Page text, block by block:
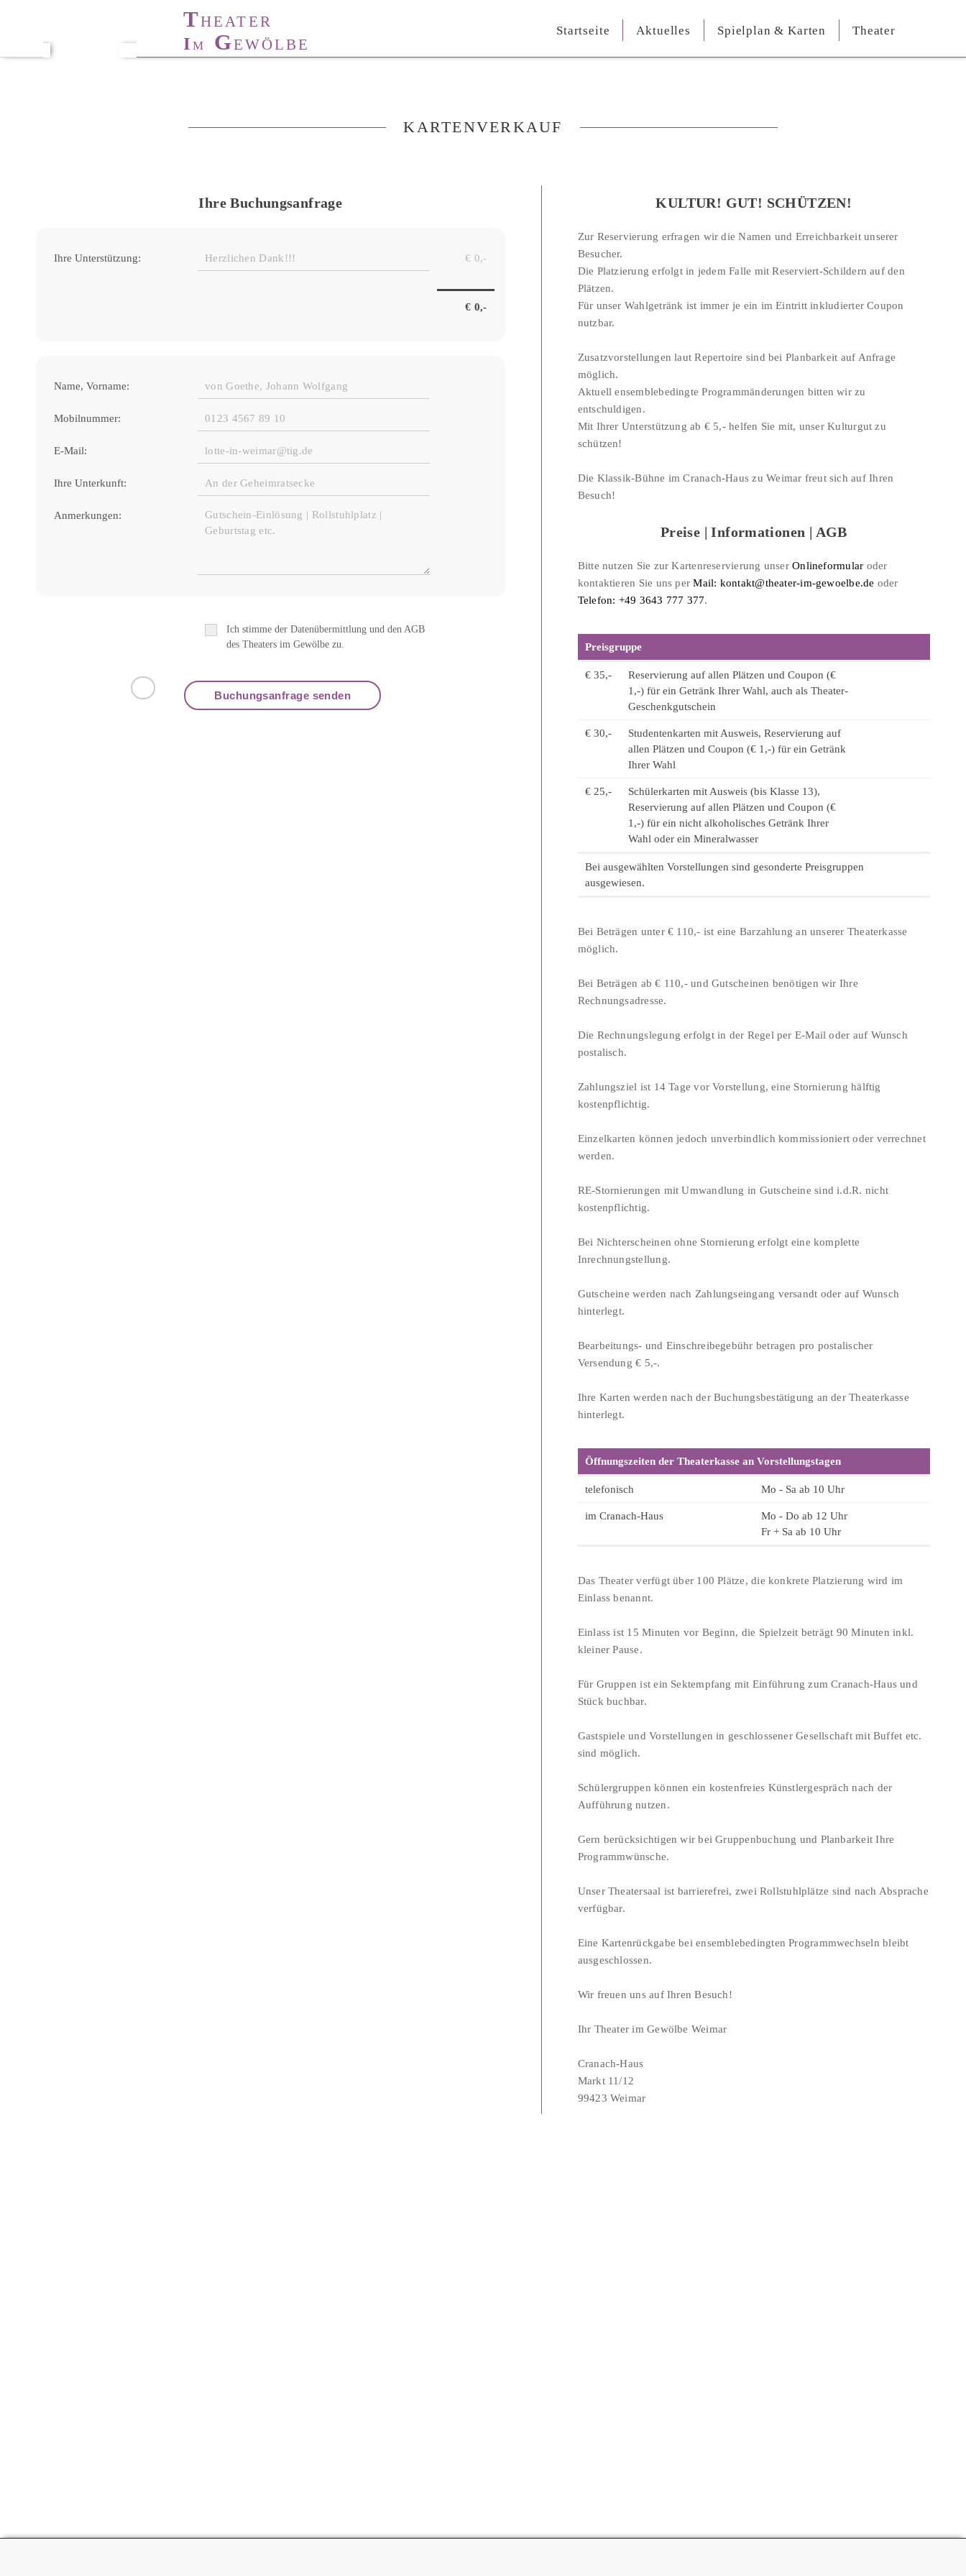
ANZ- KADEMIE
THEATER
IM GEWÖLBE
Startseite Aktuelles Spielplan & Karten Theater
KARTENVERKAUF
Ihre Buchungsanfrage
Ihre Unterstützung:
Name, Vorname:
Mobilnummer:
E-Mail:
Ihre Unterkunft:
Anmerkungen:
Ich stimme der Datenübermittlung und den AGB
des Theaters im Gewölbe zu.
KULTUR! GUT! SCHÜTZEN!
Zur Reservierung erfragen wir die Namen und Erreichbarkeit unserer
Besucher.
Die Platzierung erfolgt in jedem Falle mit Reserviert-Schildern auf den
Plätzen.
Für unser Wahlgetränk ist immer je ein im Eintritt inkludierter Coupon
nutzbar.
Zusatzvorstellungen laut Repertoire sind bei Planbarkeit auf Anfrage
möglich.
Aktuell ensemblebedingte Programmänderungen bitten wir zu
entschuldigen.
Mit Ihrer Unterstützung ab € 5,- helfen Sie mit, unser Kulturgut zu
schützen!
Die Klassik-Bühne im Cranach-Haus zu Weimar freut sich auf Ihren
Besuch!
Preise | Informationen | AGB
Bitte nutzen Sie zur Kartenreservierung unserOnlineformular oder
kontaktieren Sie uns perMail: kontakt@theater-im-gewoelbe.de oder
Telefon: +49 3643 777 377.
Preisgruppe
€ 35,-
Reservierung auf allen Plätzen und Coupon (€
1,-) für ein Getränk Ihrer Wahl, auch als Theater-
Geschenkgutschein
€ 30,-
Studentenkarten mit Ausweis, Reservierung auf
allen Plätzen und Coupon (€ 1,-) für ein Getränk
Ihrer Wahl
€ 25,-
Schülerkarten mit Ausweis (bis Klasse 13),
Reservierung auf allen Plätzen und Coupon (€
1,-) für ein nicht alkoholisches Getränk Ihrer
Wahl oder ein Mineralwasser
Bei ausgewählten Vorstellungen sind gesonderte Preisgruppen
ausgewiesen.
Bei Beträgen unter € 110,- ist eine Barzahlung an unserer Theaterkasse
möglich.
Bei Beträgen ab € 110,- und Gutscheinen benötigen wir Ihre
Rechnungsadresse.
Die Rechnungslegung erfolgt in der Regel per E-Mail oder auf Wunsch
postalisch.
Zahlungsziel ist 14 Tage vor Vorstellung, eine Stornierung hälftig
kostenpflichtig.
Einzelkarten können jedoch unverbindlich kommissioniert oder verrechnet
werden.
RE-Stornierungen mit Umwandlung in Gutscheine sind i.d.R. nicht
kostenpflichtig.
Bei Nichterscheinen ohne Stornierung erfolgt eine komplette
Inrechnungstellung.
Gutscheine werden nach Zahlungseingang versandt oder auf Wunsch
hinterlegt.
Bearbeitungs- und Einschreibegebühr betragen pro postalischer
Versendung € 5,-.
Ihre Karten werden nach der Buchungsbestätigung an der Theaterkasse
hinterlegt.
Öffnungszeiten der Theaterkasse an Vorstellungstagen
telefonisch Mo - Sa ab 10 Uhr
im Cranach-Haus
Mo - Do ab 12 Uhr
Fr + Sa ab 10 Uhr
Das Theater verfügt über 100 Plätze, die konkrete Platzierung wird im
Einlass benannt.
Einlass ist 15 Minuten vor Beginn, die Spielzeit beträgt 90 Minuten inkl.
kleiner Pause.
Für Gruppen ist ein Sektempfang mit Einführung zum Cranach-Haus und
Stück buchbar.
Gastspiele und Vorstellungen in geschlossener Gesellschaft mit Buffet etc.
sind möglich.
Schülergruppen können ein kostenfreies Künstlergespräch nach der
Aufführung nutzen.
Gern berücksichtigen wir bei Gruppenbuchung und Planbarkeit Ihre
Programmwünsche.
Unser Theatersaal ist barrierefrei, zwei Rollstuhlplätze sind nach Absprache
verfügbar.
Eine Kartenrückgabe bei ensemblebedingten Programmwechseln bleibt
ausgeschlossen.
Wir freuen uns auf Ihren Besuch!
Ihr Theater im Gewölbe Weimar
Cranach-Haus
Markt 11/12
99423 Weimar